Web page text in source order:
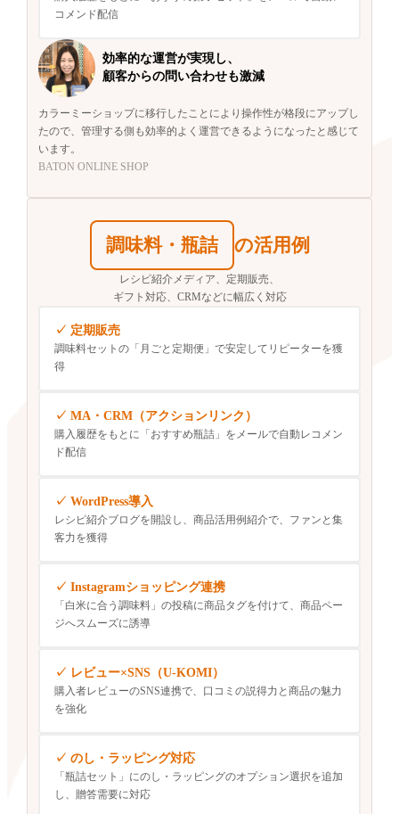
コメンド配信
効率的な運営が実現し、
顧客からの問い合わせも激減
カラーミーショップに移行したことにより操作性が格段にアップし
たので、管理する側も効率的よく運営できるようになったと感じて
います。
BATON ONLINE SHOP
調味料・瓶詰 の活用例
レシピ紹介メディア、定期販売、
ギフト対応、CRMなどに幅広く対応
定期販売
調味料セットの「月ごと定期便」で安定してリピーターを獲
得
MA・CRM（アクションリンク）
購入履歴をもとに「おすすめ瓶詰」をメールで自動レコメン
ド配信
WordPress導入
レシピ紹介ブログを開設し、商品活用例紹介で、ファンと集
客力を獲得
Instagramショッピング連携
「白米に合う調味料」の投稿に商品タグを付けて、商品ペー
ジへスムーズに誘導
レビュー×SNS（U-KOMI）
購入者レビューのSNS連携で、口コミの説得力と商品の魅力
を強化
のし・ラッピング対応
「瓶詰セット」にのし・ラッピングのオプション選択を追加
し、贈答需要に対応